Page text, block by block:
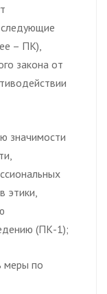
– ПК),
закона от
значимости
этики,
(ПК-1);
меры по